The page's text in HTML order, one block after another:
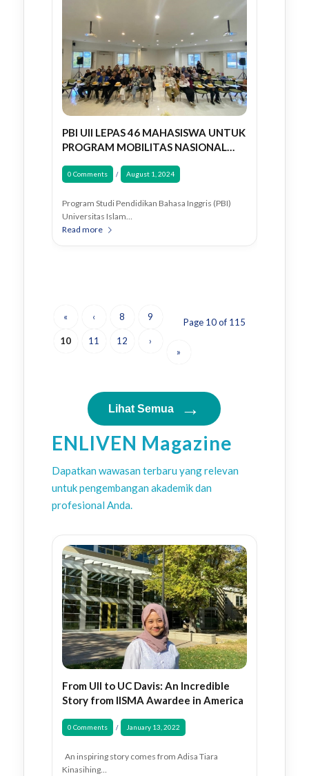
PBI UII LEPAS 46 MAHASISWA UNTUK
PROGRAM MOBILITAS NASIONAL
0 Comments / August 1, 2024
Program Studi Pendidikan Bahasa Inggris (PBI)
Universitas Islam…
Read more
Page 10 of 115
« ‹ 8 9
10 11 12
›
»
Lihat Semua →
ENLIVEN Magazine
Dapatkan wawasan terbaru yang relevan
untuk pengembangan akademik dan
profesional Anda.
From UII to UC Davis: An Incredible
Story from IISMA Awardee in America
0 Comments / January 13, 2022
An inspiring story comes from Adisa Tiara
Kinasihing…